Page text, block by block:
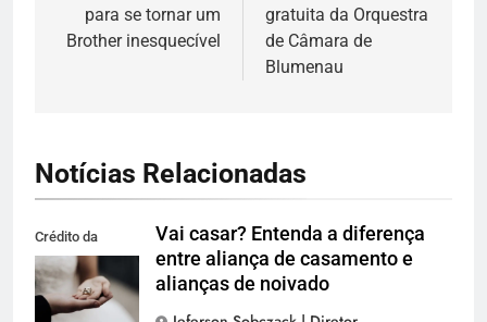
para se tornar um
Brother inesquecível
gratuita da Orquestra
de Câmara de
Blumenau
Notícias Relacionadas
Crédito da
imagem: Pexels
Vai casar? Entenda a diferença
entre aliança de casamento e
alianças de noivado